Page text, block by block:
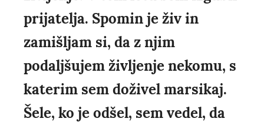
prijatelja. Spomin je živ in
zamišljam si, da z njim
podaljšujem življenje nekomu, s
katerim sem doživel marsikaj.
Šele, ko je odšel, sem vedel, da